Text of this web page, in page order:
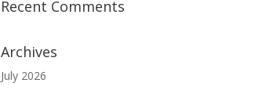
Recent Comments
Archives
July 2026